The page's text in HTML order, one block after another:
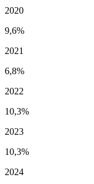
2020
9,6%
2021
6,8%
2022
10,3%
2023
10,3%
2024